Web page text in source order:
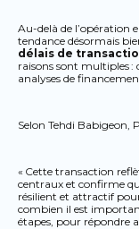
Au-delà de l’opération
tendance désormais
délais de
raisons sont multiples :
analyses de
Selon Tehdi Babigeon,
« Cette transaction
centraux et confirme
résilient et attractif
combien il est
étapes, pour répondre